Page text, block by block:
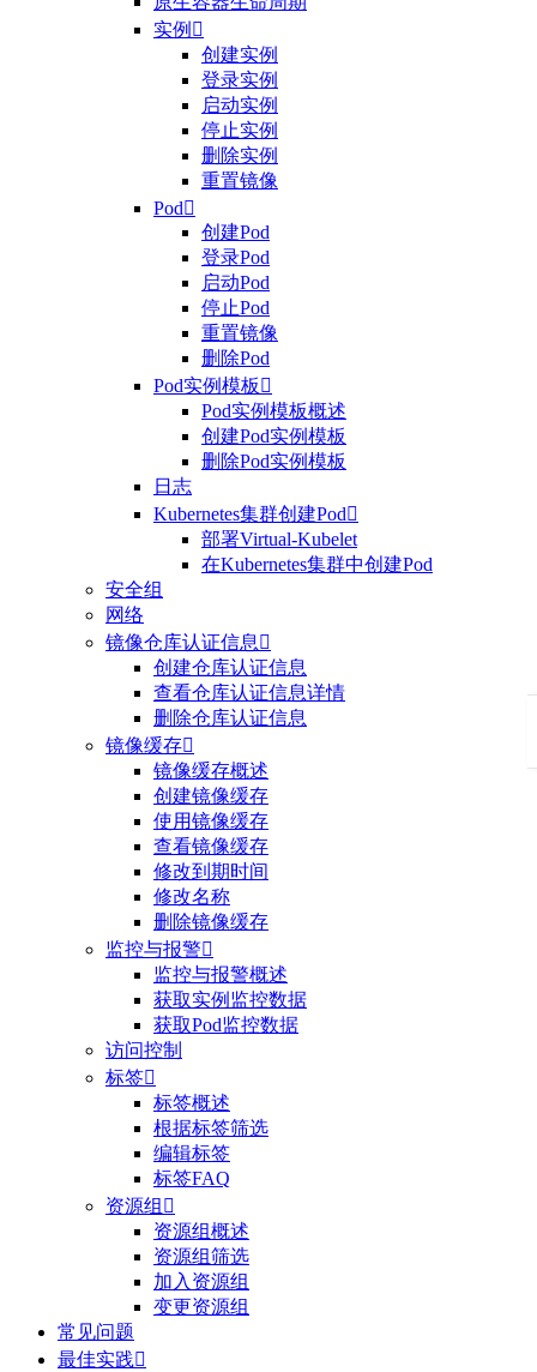
实例 
创建实例
登录实例
启动实例
停止实例
删除实例
重置镜像
Pod
创建Pod
登录Pod
启动Pod
停止Pod
重置镜像
删除Pod
Pod实例模板 
Pod实例模板概述
创建Pod实例模板
删除Pod实例模板
日志
Kubernetes集群创建Pod
部署Virtual-Kubelet
在Kubernetes集群中创建Pod
安全组
网络
镜像仓库认证信息 
创建仓库认证信息
查看仓库认证信息详情
删除仓库认证信息
镜像缓存
镜像缓存概述
创建镜像缓存
使用镜像缓存
查看镜像缓存
修改到期时间
修改名称
删除镜像缓存
监控与报警
监控与报警概述
获取实例监控数据
获取Pod监控数据
访问控制
标签
标签概述
根据标签筛选
编辑标签
标签FAQ
资源组 
资源组概述
资源组筛选
加入资源组
变更资源组
常见问题
最佳实践